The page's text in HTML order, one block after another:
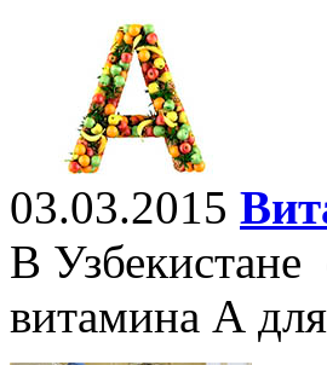
03.03.2015
В Узбекистане
витамина А для